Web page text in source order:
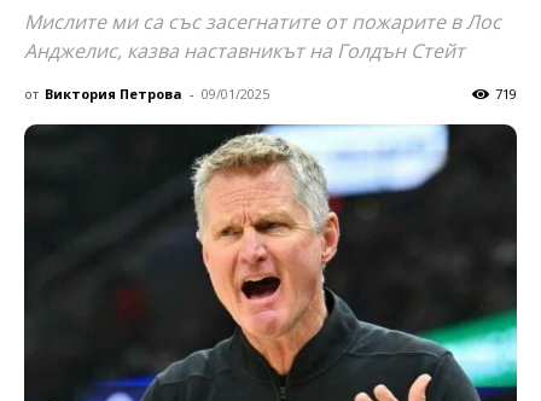
Мислите ми са със засегнатите от пожарите в Лос
Анджелис, казва наставникът на Голдън Стейт
от Виктория Петрова - 09/01/2025 719